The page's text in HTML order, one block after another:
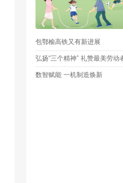
包鄂榆高铁又有新进展
弘扬“三个精神” 礼赞最美劳
数智赋能 一机制造焕新